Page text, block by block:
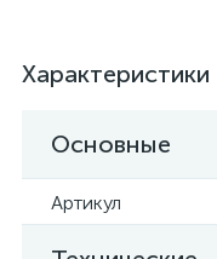
Характеристики
Основные
Артикул